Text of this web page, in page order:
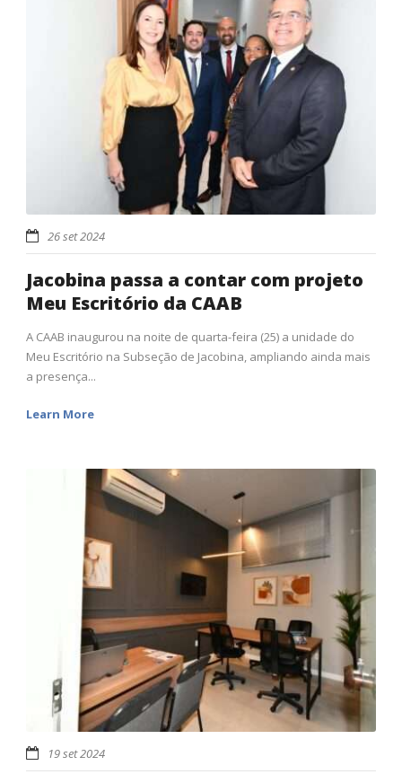
26 set 2024
Jacobina passa a contar com projeto
Meu Escritório da CAAB
A CAAB inaugurou na noite de quarta-feira (25) a unidade do
Meu Escritório na Subseção de Jacobina, ampliando ainda mais
a presença...
Learn More
19 set 2024